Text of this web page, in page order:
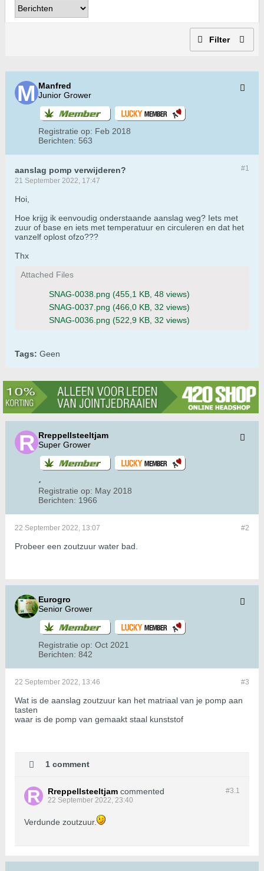
Filter
Manfred
Junior Grower
Registratie op: Feb 2018
Berichten: 563
#1
aanslag pomp verwijderen?
21 September 2022, 17:47
Hoi,
Hoe krijg ik eenvoudig onderstaande aanslag weg? Iets met
zuur of base en iets met temperatuur en circuleren en dat het
vanzelf oplost ofzo???
Thx
Attached Files
SNAG-0038.png (455,1 KB, 48 views)
SNAG-0037.png (466,0 KB, 32 views)
SNAG-0036.png (522,9 KB, 32 views)
Tags: Geen
Rreppellsteeltjam
Super Grower
Registratie op: May 2018
Berichten: 1966
#2
22 September 2022, 13:07
Probeer een zoutzuur water bad.
Eurogro
Senior Grower
Registratie op: Oct 2021
Berichten: 842
#3
22 September 2022, 13:46
Wat is de aanslag zoutzuur kan het matriaal van je pomp aan
tasten
waar is de pomp van gemaakt staal kunststof
1 comment
#3.1
Rreppellsteeltjam commented
22 September 2022, 23:40
Verdunde zoutzuur.